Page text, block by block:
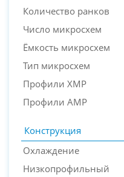
Количество ранков
Число микросхем
Ёмкость микросхем
Тип микросхем
Профили XMP
Профили AMP
Конструкция
Охлаждение
Низкопрофильный